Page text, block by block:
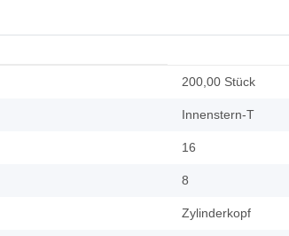
200,00 Stück
Innenstern-T
16
8
Zylinderkopf